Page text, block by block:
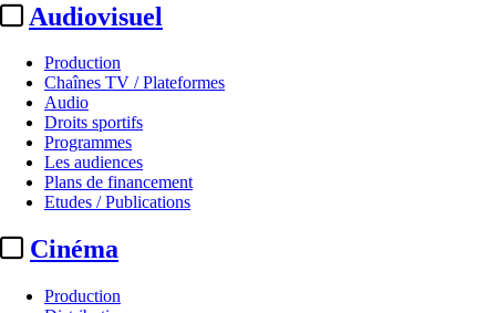
Audiovisuel
Production
Chaînes TV / Plateformes
Audio
Droits sportifs
Programmes
Les audiences
Plans de financement
Etudes / Publications
Cinéma
Production